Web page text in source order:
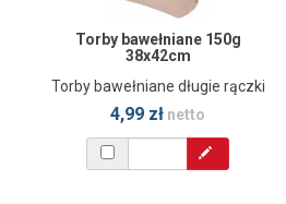
Torby bawełniane 150g
38x42cm
Torby bawełniane długie rączki
4,99 zł netto